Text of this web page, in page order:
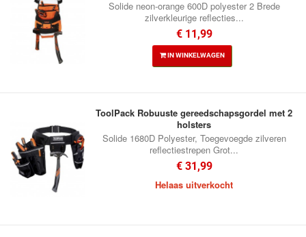
Solide neon-orange 600D polyester 2 Brede
zilverkleurige reflecties...
€ 11,99
IN WINKELWAGEN
ToolPack Robuuste gereedschapsgordel met 2
holsters
Solide 1680D Polyester, Toegevoegde zilveren
reflectiestrepen Grot...
€ 31,99
Helaas uitverkocht